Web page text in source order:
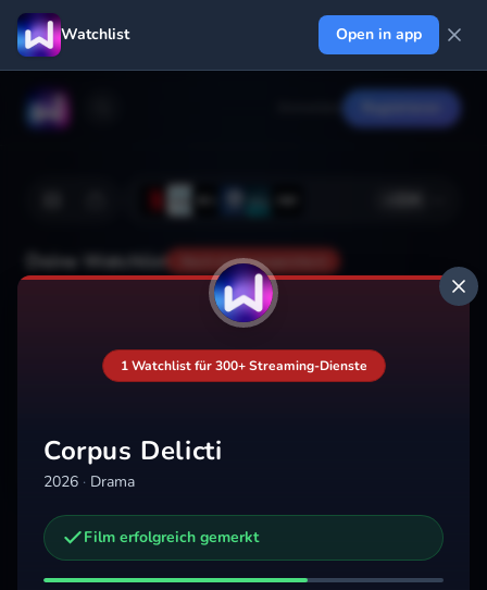
Watchlist Open in app
Deine Watchlist Noch nicht gespeichert
Hinzufügen
Weitere Trailer, die dich interessieren könnten
1 Watchlist für 300+ Streaming-Dienste
Corpus Delicti
2026 · Drama
Film erfolgreich gemerkt